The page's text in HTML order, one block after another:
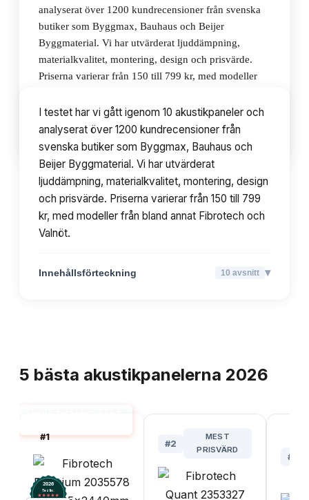
analyserat över 1200 kundrecensioner från svenska
butiker som Byggmax, Bauhaus och Beijer
Byggmaterial. Vi har utvärderat ljuddämpning,
materialkvalitet, montering, design och prisvärde.
Priserna varierar från 150 till 799 kr, med modeller
Innehållsförteckning 10avsnitt
I testet har vi gått igenom 10 akustikpaneler och
analyserat över 1200 kundrecensioner från
svenska butiker som Byggmax, Bauhaus och
Beijer Byggmaterial. Vi har utvärderat
ljuddämpning, materialkvalitet, montering, design
och prisvärde. Priserna varierar från 150 till 799
kr, med modeller från bland annat Fibrotech och
Valnöt.
Innehållsförteckning 10 avsnitt ▾
5 bästa akustikpanelerna 2026
#1
2026
Testix.
#2
MEST
PRISVÄRD
#